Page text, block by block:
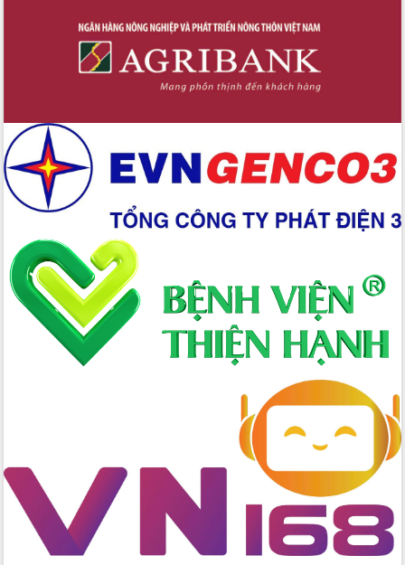
tâm Phục vụ hành chính công xã Ea
Xây dựng nền hành chính số đồng
hành cùng nông dân dân, doanh nghiệp
đấu có 77% xã đạt chuẩn nông thôn
mới
Chuyển đổi số 'mở đường' cho nông
nghiệp Đắk Lắk tăng trưởng bứt phá
Triển khai đồng bộ đo đạc, lập hồ sơ
địa chính, hoàn thiện cơ sở dữ liệu đất
đai
Ứng dụng sinh trắc học - Bước tiến
trong hành trình chuyển đổi số tại Đắk
Lắk
Đắk Lắk nâng cao hiệu quả công tác
Đảng từ Sổ tay đảng viên điện tử
Đắk Lắk đẩy mạnh nuôi biển công
Đắk Lắk phát động hưởng ứng Ngày
Quyền của người tiêu dùng Việt Nam
2026
Đẩy mạnh cải cách hành chính, quyết
tâm đạt được mục tiêu tăng trưởng